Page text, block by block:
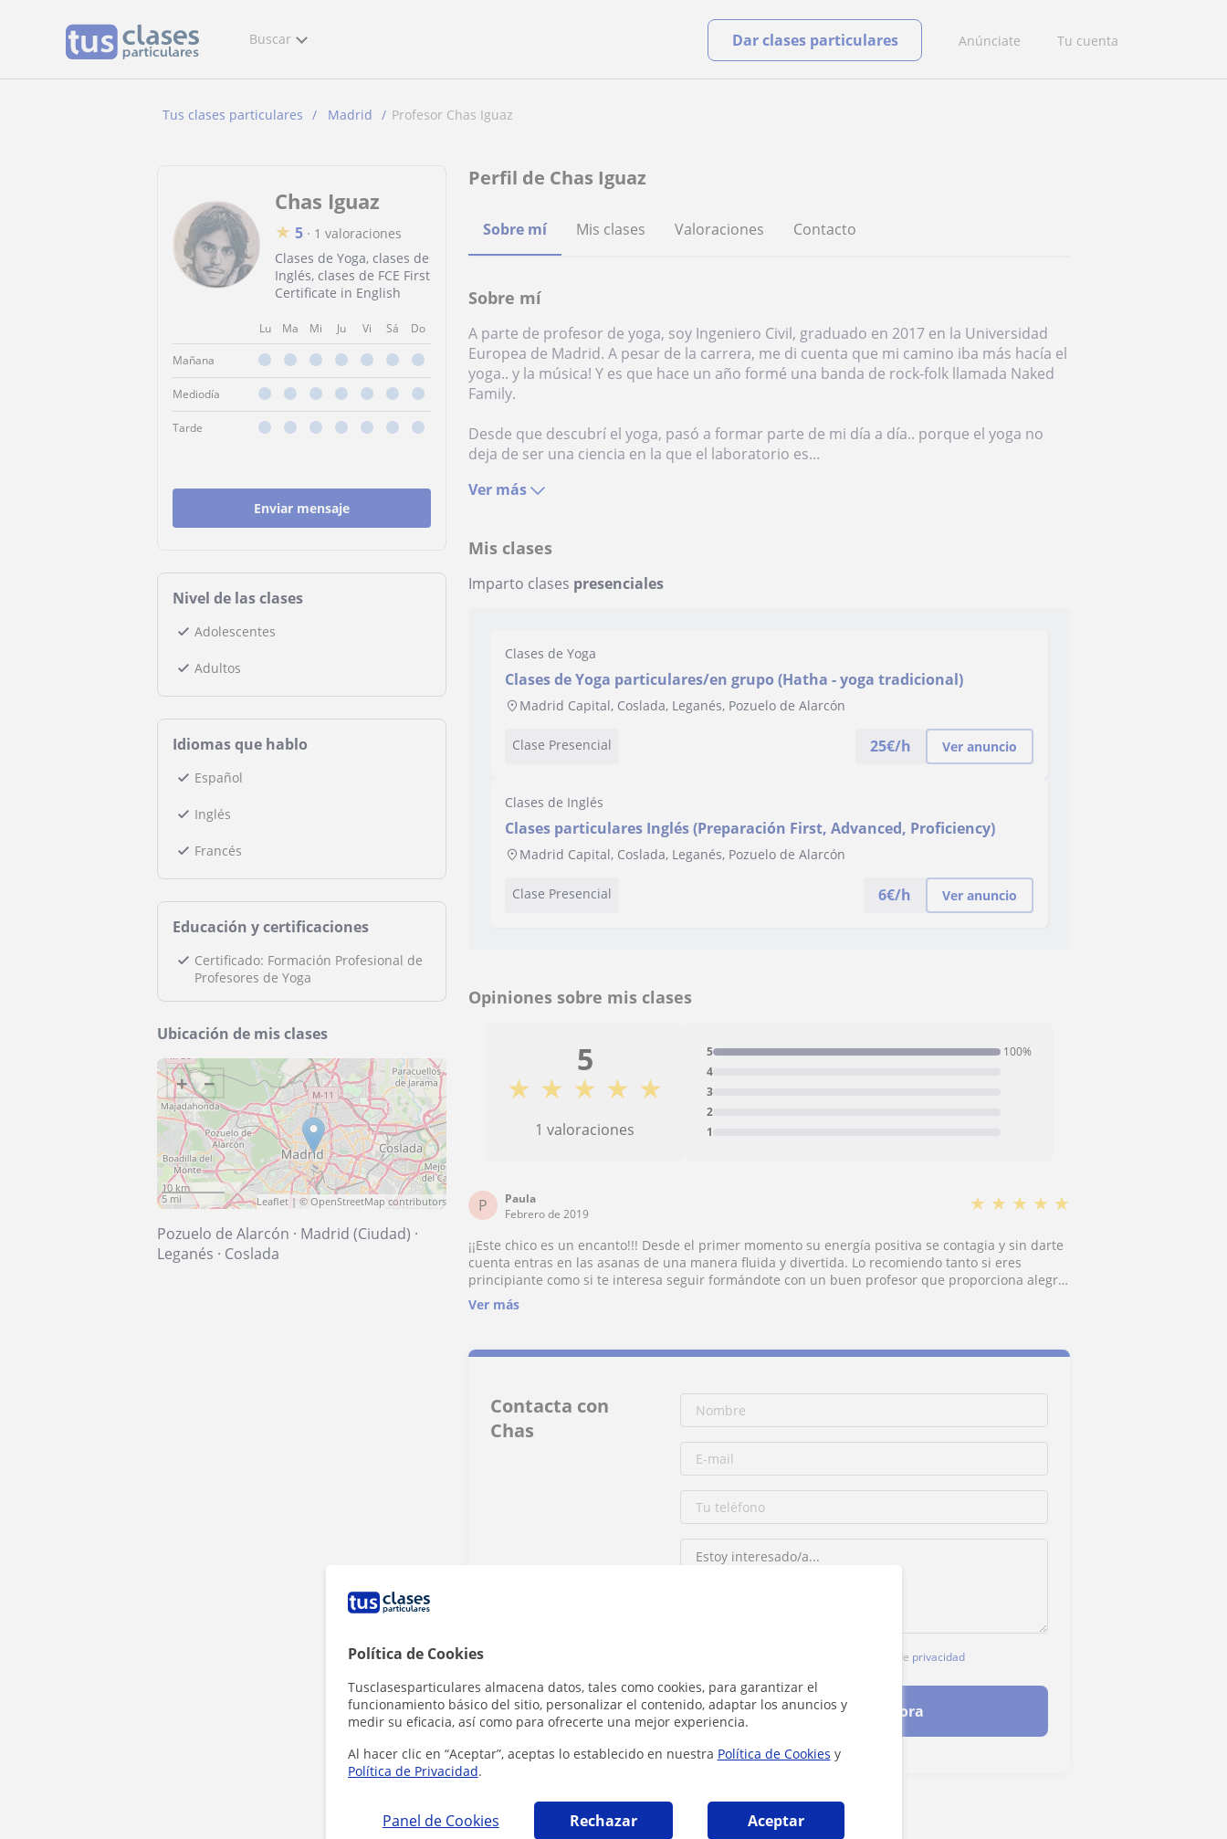
Política de Cookies
Tusclasesparticulares almacena datos, tales como cookies, para garantizar el
funcionamiento básico del sitio, personalizar el contenido, adaptar los anuncios y
medir su eficacia, así como para ofrecerte una mejor experiencia.
Al hacer clic en “Aceptar”, aceptas lo establecido en nuestra Política de Cookies y
Política de Privacidad.
Panel de Cookies Rechazar Aceptar
Buscar Anúnciate Tu cuenta
Dar clases particulares
Tus clases particulares Madrid Profesor Chas Iguaz
Chas Iguaz
★ 5 · 1 valoraciones
Clases de Yoga, clases de
Inglés, clases de FCE First
Certificate in English
Lu Ma Mi Ju Vi Sá Do
Mañana
Mediodía
Tarde
Enviar mensaje
Nivel de las clases
Adolescentes
Adultos
Idiomas que hablo
Español
Inglés
Francés
Educación y certificaciones
Certificado: Formación Profesional de
Profesores de Yoga
Ubicación de mis clases
+ −
10 km
5 mi
Leaflet | ©OpenStreetMap contributors
Pozuelo de Alarcón · Madrid (Ciudad) ·
Leganés · Coslada
Perfil de Chas Iguaz
Sobre mí Mis clases Valoraciones Contacto
Sobre mí
A parte de profesor de yoga, soy Ingeniero Civil, graduado en 2017 en la Universidad
Europea de Madrid. A pesar de la carrera, me di cuenta que mi camino iba más hacía el
yoga.. y la música! Y es que hace un año formé una banda de rock-folk llamada Naked
Family.
Desde que descubrí el yoga, pasó a formar parte de mi día a día.. porque el yoga no
deja de ser una ciencia en la que el laboratorio es...
Ver más
Mis clases
Imparto clases presenciales
Clases de Yoga
Clases de Yoga particulares/en grupo (Hatha - yoga tradicional)
Madrid Capital, Coslada, Leganés, Pozuelo de Alarcón
Clase Presencial 25€/h Ver anuncio
Clases de Inglés
Clases particulares Inglés (Preparación First, Advanced, Proficiency)
Madrid Capital, Coslada, Leganés, Pozuelo de Alarcón
Clase Presencial 6€/h Ver anuncio
Opiniones sobre mis clases
5
★ ★ ★ ★ ★
1 valoraciones 1
2
3
4
5 100%
P
Paula
Febrero de 2019
★ ★ ★ ★ ★
¡¡Este chico es un encanto!!! Desde el primer momento su energía positiva se contagia y sin darte
cuenta entras en las asanas de una manera fluida y divertida. Lo recomiendo tanto si eres
principiante como si te interesa seguir formándote con un buen profesor que proporciona alegría
y bienestar
Ver más
Contacta con
Chas
y de privacidad
Contactar ahora
Denunciar este perfil